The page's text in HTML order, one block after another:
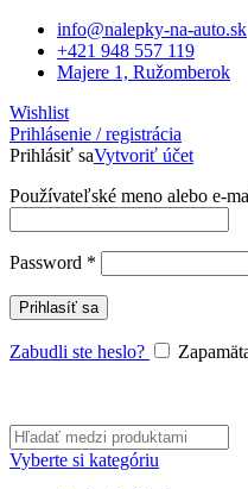
info@nalepky-na-auto.sk
+421 948 557 119
Majere 1, Ružomberok
Wishlist
Prihlásenie / registrácia
Prihlásiť saVytvoriť účet
Používateľské meno alebo e-
Password *
Prihlasíť sa
Zabudli ste heslo?
Vyberte si kategóriu